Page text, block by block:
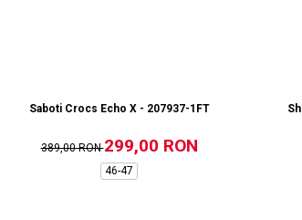
Saboti Crocs Echo X - 207937-1FT
389,00 RON299,00 RON
46-47